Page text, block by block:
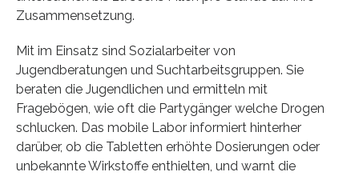
Zusammensetzung.
Mit im Einsatz sind Sozialarbeiter von
Jugendberatungen und Suchtarbeitsgruppen. Sie
beraten die Jugendlichen und ermitteln mit
Fragebögen, wie oft die Partygänger welche Drogen
schlucken. Das mobile Labor informiert hinterher
darüber, ob die Tabletten erhöhte Dosierungen oder
unbekannte Wirkstoffe enthielten, und warnt die